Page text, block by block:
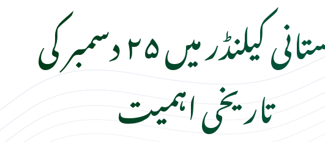
پاکستانی کیلنڈر میں ۲۵ دسمبر کی
تاریخی اہمیت